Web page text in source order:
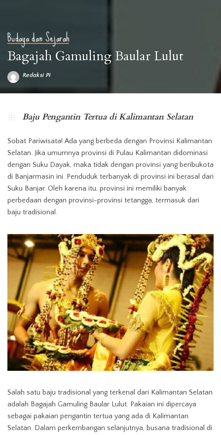
Budaya dan Sejarah
Bagajah Gamuling Baular Lulut
Posted
Redaksi PI
Baju Pengantin Tertua di Kalimantan Selatan
Sobat Pariwisata! Ada yang berbeda dengan Provinsi Kalimantan
Selatan. Jika umumnya provinsi di Pulau Kalimantan didominasi
dengan Suku Dayak, maka tidak dengan provinsi yang beribukota
di Banjarmasin ini. Penduduk terbanyak di provinsi ini berasal dari
Suku Banjar. Oleh karena itu, provinsi ini memiliki banyak
perbedaan dengan provinsi-provinsi tetangga, termasuk dari
baju tradisional.
Salah satu baju tradisional yang terkenal dari Kalimantan Selatan
adalah Bagajah Gamuling Baular Lulut. Pakaian ini dipercaya
sebagai pakaian pengantin tertua yang ada di Kalimantan
Selatan. Dalam perkembangan selanjutnya, busana tradisional di